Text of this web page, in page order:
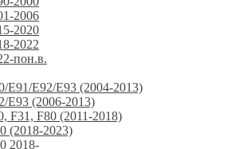
2006
2020
2022
пон.в.
E91/E92/E93 (2004-2013)
E93 (2006-2013)
F31, F80 (2011-2018)
(2018-2023)
2018-